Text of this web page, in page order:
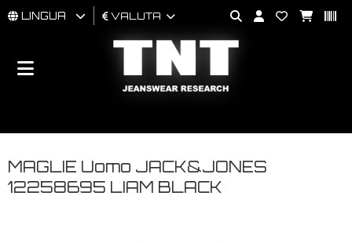
UOMO
BRAND
LINGUA VALUTA
MAGLIE Uomo JACK&JONES
12258695 LIAM BLACK